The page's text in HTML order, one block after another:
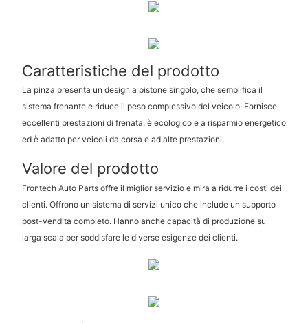
Caratteristiche del prodotto
La pinza presenta un design a pistone singolo, che semplifica il
sistema frenante e riduce il peso complessivo del veicolo. Fornisce
eccellenti prestazioni di frenata, è ecologico e a risparmio energetico
ed è adatto per veicoli da corsa e ad alte prestazioni.
Valore del prodotto
Frontech Auto Parts offre il miglior servizio e mira a ridurre i costi dei
clienti. Offrono un sistema di servizi unico che include un supporto
post-vendita completo. Hanno anche capacità di produzione su
larga scala per soddisfare le diverse esigenze dei clienti.